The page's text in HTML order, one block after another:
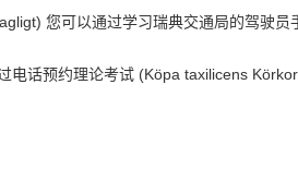
您可以通过学习瑞典交通局的驾驶
电话预约理论考试 (Köpa taxilicens